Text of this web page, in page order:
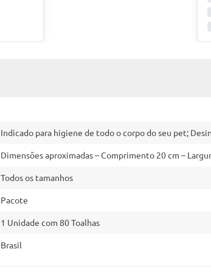
Indicado para higiene de todo o corpo do seu pet;
Dimensões aproximadas – Comprimento 20 cm –
Todos os tamanhos
Pacote
1 Unidade com 80 Toalhas
Brasil